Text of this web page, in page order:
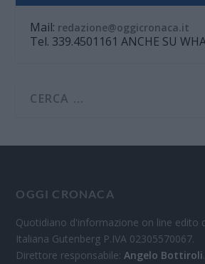
Mail: redazione@oggicronaca.it
Tel. 339.4501161 ANCHE SU
OGGI CRONACA
Quotidiano d'informazione on line edito
Italiana Gutenberg P.IVA 02305570067.
Direttore responsabile:Angelo Bottiroli.